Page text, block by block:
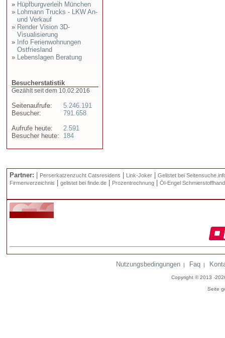
» Hüpfburgverleih München
» Lohmann Trucks - LKW An-
und Verkauf
» Render Vision 3D-
Visualisierung
» Info Ferienwohnungen
Ostfriesland
» Lebenslagen Beratung
Besucherstatistik
Gezählt seit dem 10.02.2016
Seitenaufrufe:
Besucher:
Aufrufe heute:
Besucher heute:
5.246.191
791.658
2.591
184
Partner: Perserkatzenzucht Catsresidens Link-Joker
Gelistet bei
Firmenverzeichnis
gelistet bei finde.de Prozentrechnung Öl-Engel
Nutzungsbedingungen | Faq |
Copyright © 2013 -
Seite